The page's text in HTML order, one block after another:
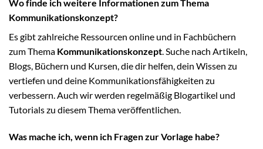
Wo finde ich weitere Informationen zum Thema
Kommunikationskonzept?
Es gibt zahlreiche Ressourcen online und in Fachbüchern
zum Thema Kommunikationskonzept. Suche nach Artikeln,
Blogs, Büchern und Kursen, die dir helfen, dein Wissen zu
vertiefen und deine Kommunikationsfähigkeiten zu
verbessern. Auch wir werden regelmäßig Blogartikel und
Tutorials zu diesem Thema veröffentlichen.
Was mache ich, wenn ich Fragen zur Vorlage habe?